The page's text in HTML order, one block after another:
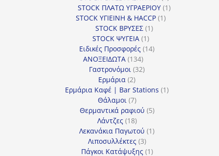
προϊόν
STOCK ΠΛΑΤΩ ΥΓΡΑΕΡΙΟΥ 11
STOCK ΥΓΙΕΙΝΗ & HACCP 11
STOCK ΒΡΥΣΕΣ 11
STOCK ΨΥΓΕΙΑ 11
προϊόν
Ειδικές Προσφορές 1414
ΑΝΟΞΕΙΔΩΤΑ 134134
προϊόντα
Γαστρονόμοι 3232
Ερμάρια 22
προϊόντα
Ερμάρια Καφέ | Bar Stations 11
Θάλαμοι 77
προϊόντα
Θερμαντικά ραφιού 55
Λάντζες 1818
προϊόντα
Λεκανάκια Παγωτού 11
Λιποσυλλέκτες 33
προϊόντα
Πάγκοι Κατάψυξης 11